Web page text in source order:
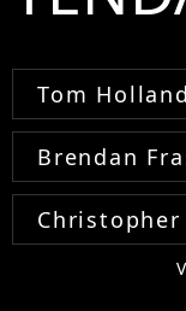
Tom Holland
Brendan
Christopher